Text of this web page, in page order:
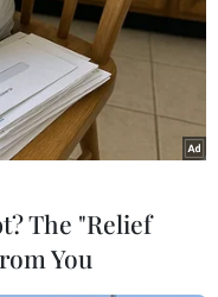
Vietnam+)
The "Relief
You